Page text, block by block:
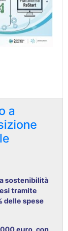
a
sostenibilità
tramite
delle spese
euro, con